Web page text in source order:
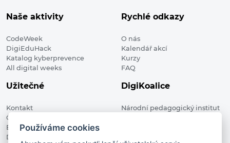
Naše aktivity
CodeWeek
DigiEduHack
Katalog kyberprevence
All digital weeks
Rychlé odkazy
O nás
Kalendář akcí
Kurzy
FAQ
Užitečné
Kontakt
Členské organizace
Blog
Digitalizace ve vzdělávání
DigiKoalice
Národní pedagogický institut
Používáme cookies